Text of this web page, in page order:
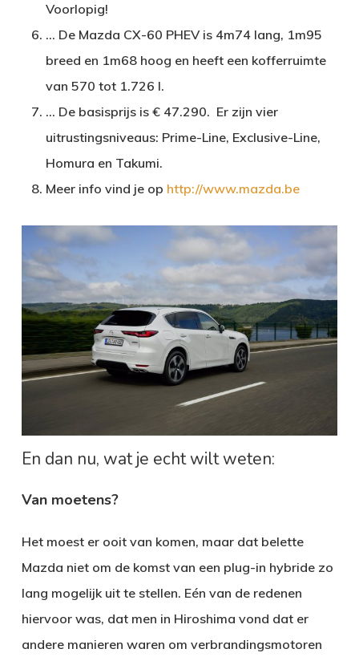
Voorlopig!
… De Mazda CX-60 PHEV is 4m74 lang, 1m95
breed en 1m68 hoog en heeft een kofferruimte
van 570 tot 1.726 l.
… De basisprijs is € 47.290. Er zijn vier
uitrustingsniveaus: Prime-Line, Exclusive-Line,
Homura en Takumi.
Meer info vind je op http://www.mazda.be
En dan nu, wat je echt wilt weten:
Van moetens?
Het moest er ooit van komen, maar dat belette
Mazda niet om de komst van een plug-in hybride zo
lang mogelijk uit te stellen. Eén van de redenen
hiervoor was, dat men in Hiroshima vond dat er
andere manieren waren om verbrandingsmotoren